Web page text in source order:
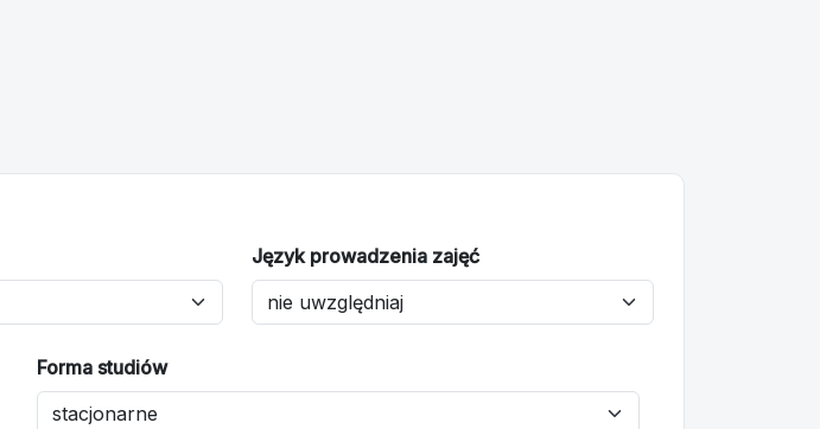
Język prowadzenia zajęć
Forma studiów